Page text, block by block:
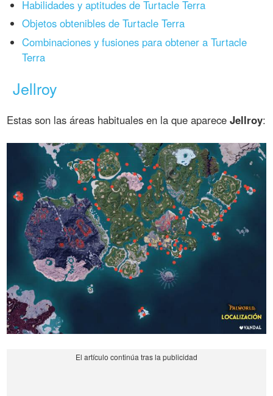
Habilidades y aptitudes de Turtacle Terra
Objetos obtenibles de Turtacle Terra
Combinaciones y fusiones para obtener a Turtacle
Terra
Jellroy
Estas son las áreas habituales en la que apareceJellroy: